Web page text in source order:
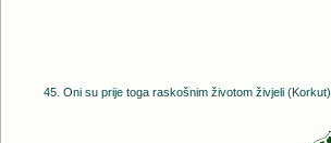
45. Oni su prije toga raskošnim životom živjeli (Korkut)